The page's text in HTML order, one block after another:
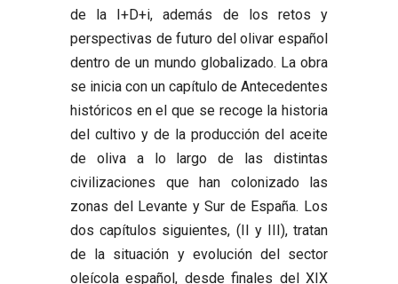
de la I+D+i, además de los retos y
perspectivas de futuro del olivar español
dentro de un mundo globalizado. La obra
se inicia con un capítulo de Antecedentes
históricos en el que se recoge la historia
del cultivo y de la producción del aceite
de oliva a lo largo de las distintas
civilizaciones que han colonizado las
zonas del Levante y Sur de España. Los
dos capítulos siguientes, (II y III), tratan
de la situación y evolución del sector
oleícola español, desde finales del XIX